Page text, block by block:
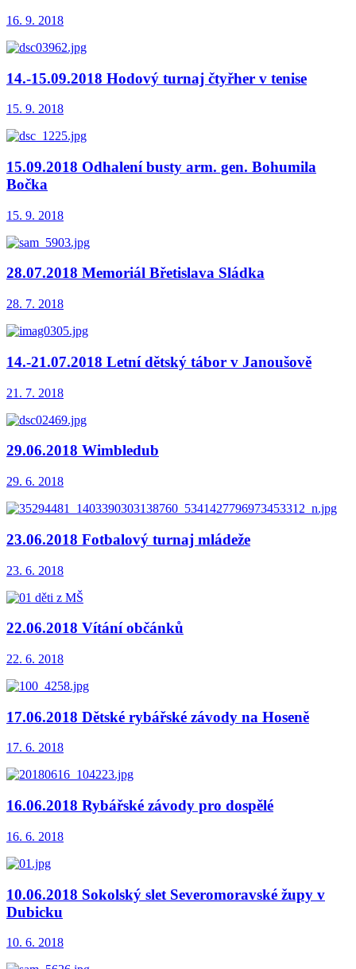
16. 9. 2018
14.-15.09.2018 Hodový turnaj čtyřher v tenise
15. 9. 2018
15.09.2018 Odhalení busty arm. gen. Bohumila
Bočka
15. 9. 2018
28.07.2018 Memoriál Břetislava Sládka
28. 7. 2018
14.-21.07.2018 Letní dětský tábor v Janoušově
21. 7. 2018
29.06.2018 Wimbledub
29. 6. 2018
23.06.2018 Fotbalový turnaj mládeže
23. 6. 2018
22.06.2018 Vítání občánků
22. 6. 2018
17.06.2018 Dětské rybářské závody na Hoseně
17. 6. 2018
16.06.2018 Rybářské závody pro dospělé
16. 6. 2018
10.06.2018 Sokolský slet Severomoravské župy v
Dubicku
10. 6. 2018